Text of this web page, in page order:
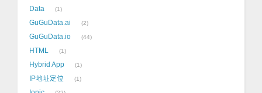
Data 1
GuGuData.ai 2
GuGuData.io 44
HTML 1
Hybrid App 1
IP地址定位 1